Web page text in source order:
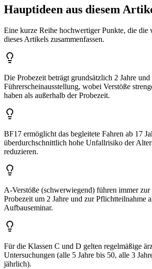
Hauptideen aus diesem
Eine kurze Reihe hochwertiger Punkte, die die
dieses Artikels zusammenfassen.
Die Probezeit beträgt grundsätzlich 2 Jahre
Führerscheinausstellung, wobei Verstöße
haben als außerhalb der Probezeit.
BF17 ermöglicht das begleitete Fahren ab 17
überdurchschnittlich hohe Unfallrisiko der
reduzieren.
A-Verstöße (schwerwiegend) führen immer zur
Probezeit um 2 Jahre und zur Pflichtteilnahme
Aufbauseminar.
Für die Klassen C und D gelten regelmäßige
Untersuchungen (alle 5 Jahre bis 50, alle 3
jährlich).